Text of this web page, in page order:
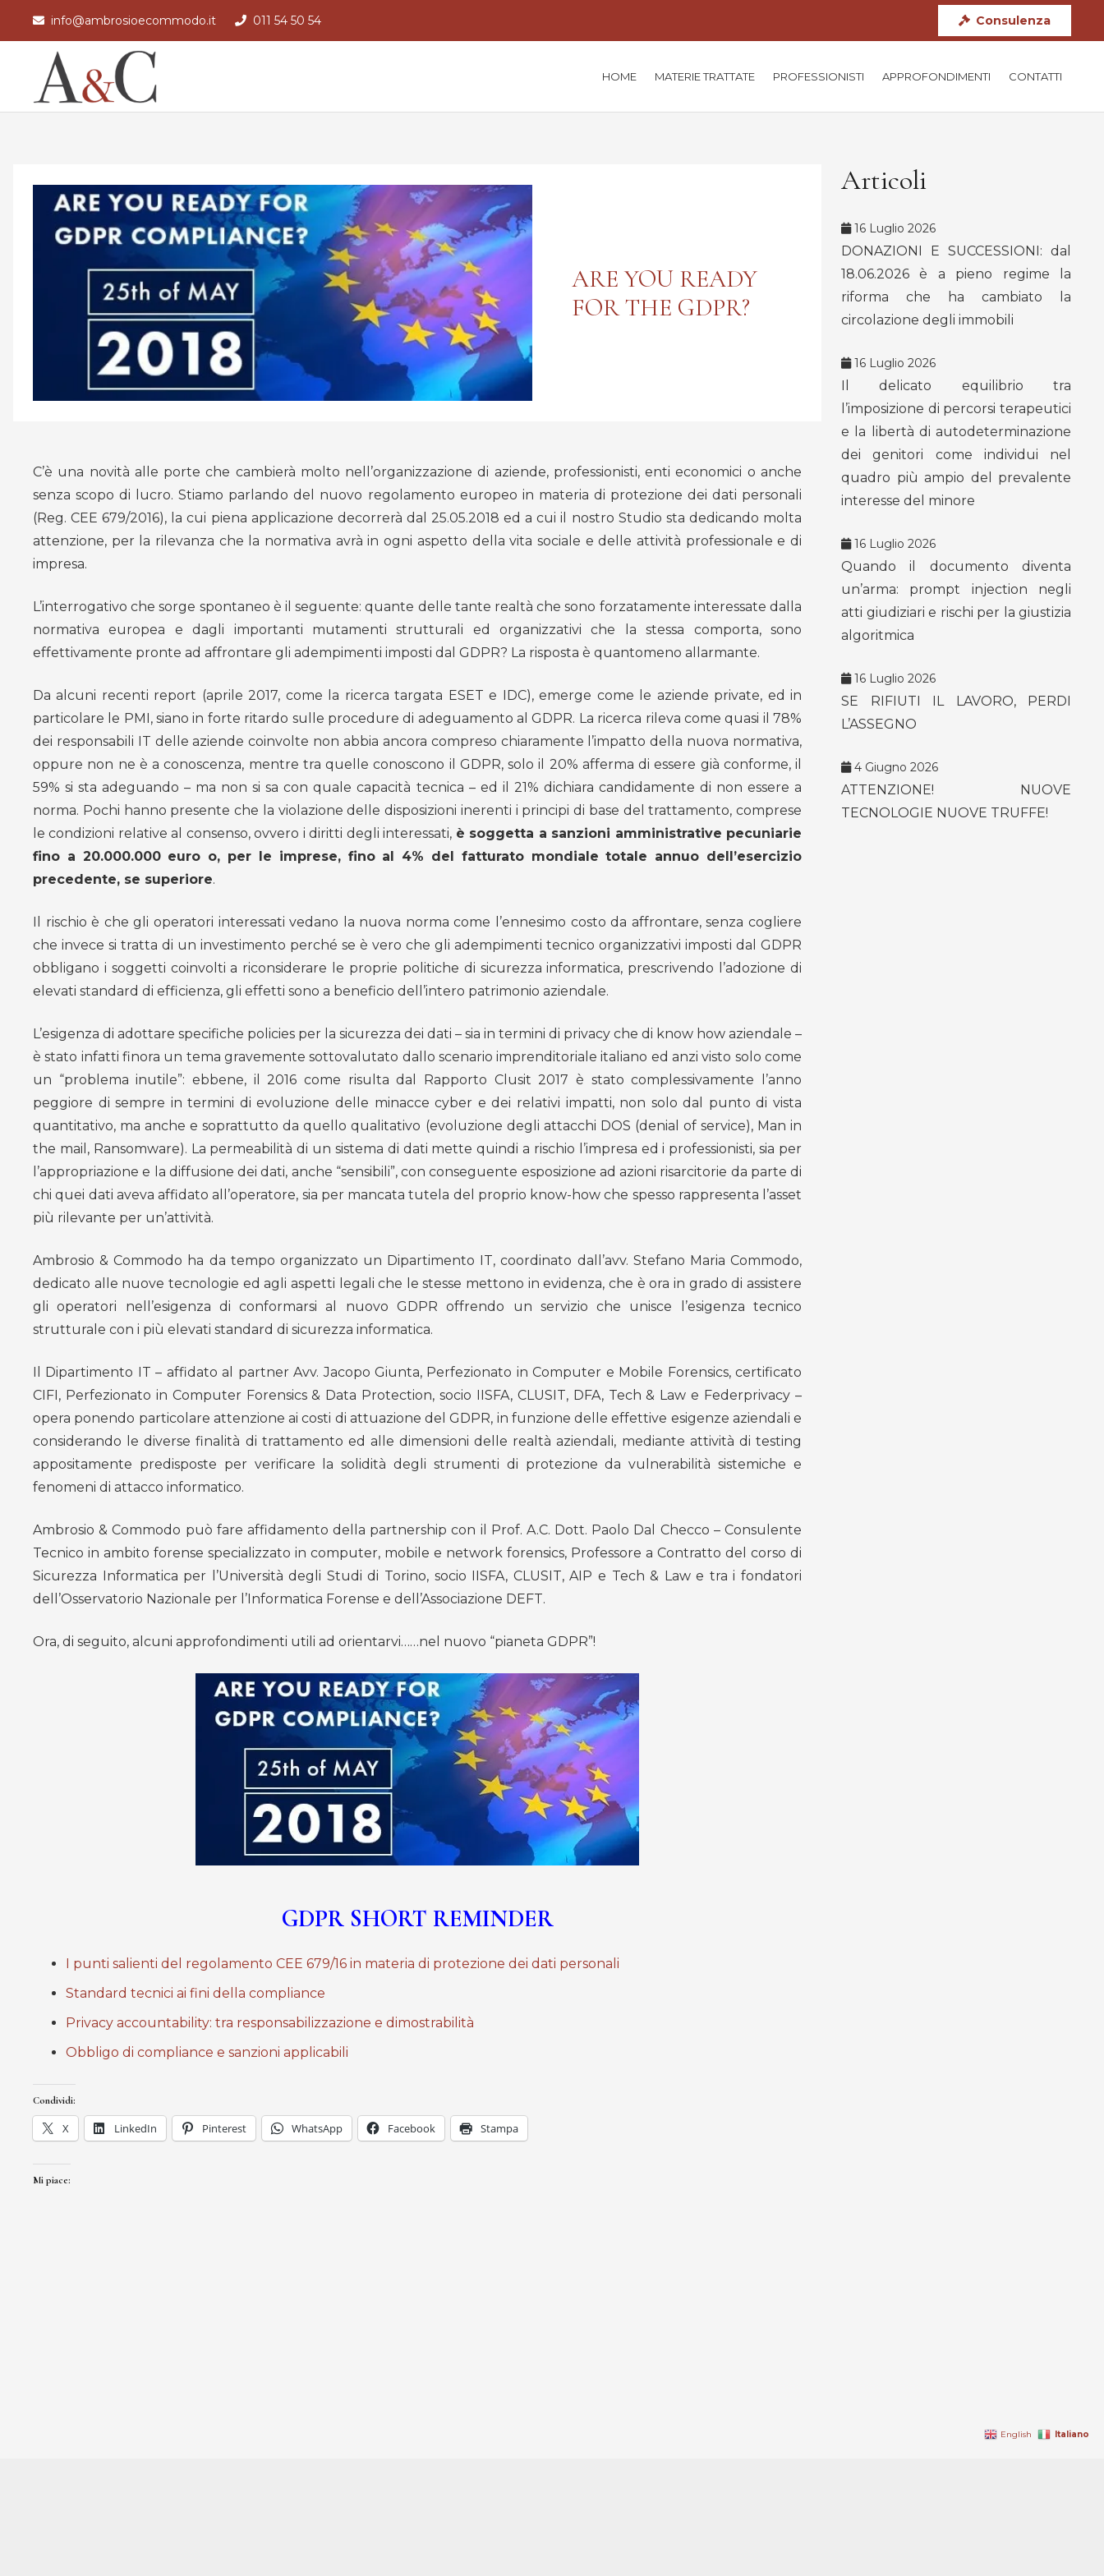
info@ambrosioecommodo.it 011 54 50 54 Consulenza
HOME MATERIE TRATTATE PROFESSIONISTI APPROFONDIMENTI CONTATTI
ARE YOU READY
FOR THE GDPR?
C’è una novità alle porte che cambierà molto nell’organizzazione di aziende, professionisti, enti economici o anche
senza scopo di lucro. Stiamo parlando del nuovo regolamento europeo in materia di protezione dei dati personali
(Reg. CEE 679/2016), la cui piena applicazione decorrerà dal 25.05.2018 ed a cui il nostro Studio sta dedicando molta
attenzione, per la rilevanza che la normativa avrà in ogni aspetto della vita sociale e delle attività professionale e di
impresa.
L’interrogativo che sorge spontaneo è il seguente: quante delle tante realtà che sono forzatamente interessate dalla
normativa europea e dagli importanti mutamenti strutturali ed organizzativi che la stessa comporta, sono
effettivamente pronte ad affrontare gli adempimenti imposti dal GDPR? La risposta è quantomeno allarmante.
Da alcuni recenti report (aprile 2017, come la ricerca targata ESET e IDC), emerge come le aziende private, ed in
particolare le PMI, siano in forte ritardo sulle procedure di adeguamento al GDPR. La ricerca rileva come quasi il 78%
dei responsabili IT delle aziende coinvolte non abbia ancora compreso chiaramente l’impatto della nuova normativa,
oppure non ne è a conoscenza, mentre tra quelle conoscono il GDPR, solo il 20% afferma di essere già conforme, il
59% si sta adeguando – ma non si sa con quale capacità tecnica – ed il 21% dichiara candidamente di non essere a
norma. Pochi hanno presente che la violazione delle disposizioni inerenti i principi di base del trattamento, comprese
le condizioni relative al consenso, ovvero i diritti degli interessati, è soggetta a sanzioni amministrative pecuniarie
fino a 20.000.000 euro o, per le imprese, fino al 4% del fatturato mondiale totale annuo dell’esercizio
precedente, se superiore.
Il rischio è che gli operatori interessati vedano la nuova norma come l’ennesimo costo da affrontare, senza cogliere
che invece si tratta di un investimento perché se è vero che gli adempimenti tecnico organizzativi imposti dal GDPR
obbligano i soggetti coinvolti a riconsiderare le proprie politiche di sicurezza informatica, prescrivendo l’adozione di
elevati standard di efficienza, gli effetti sono a beneficio dell’intero patrimonio aziendale.
L’esigenza di adottare specifiche policies per la sicurezza dei dati – sia in termini di privacy che di know how aziendale –
è stato infatti finora un tema gravemente sottovalutato dallo scenario imprenditoriale italiano ed anzi visto solo come
un “problema inutile”: ebbene, il 2016 come risulta dal Rapporto Clusit 2017 è stato complessivamente l’anno
peggiore di sempre in termini di evoluzione delle minacce cyber e dei relativi impatti, non solo dal punto di vista
quantitativo, ma anche e soprattutto da quello qualitativo (evoluzione degli attacchi DOS (denial of service), Man in
the mail, Ransomware). La permeabilità di un sistema di dati mette quindi a rischio l’impresa ed i professionisti, sia per
l’appropriazione e la diffusione dei dati, anche “sensibili”, con conseguente esposizione ad azioni risarcitorie da parte di
chi quei dati aveva affidato all’operatore, sia per mancata tutela del proprio know-how che spesso rappresenta l’asset
più rilevante per un’attività.
Ambrosio & Commodo ha da tempo organizzato un Dipartimento IT, coordinato dall’avv. Stefano Maria Commodo,
dedicato alle nuove tecnologie ed agli aspetti legali che le stesse mettono in evidenza, che è ora in grado di assistere
gli operatori nell’esigenza di conformarsi al nuovo GDPR offrendo un servizio che unisce l’esigenza tecnico
strutturale con i più elevati standard di sicurezza informatica.
Il Dipartimento IT – affidato al partner Avv. Jacopo Giunta, Perfezionato in Computer e Mobile Forensics, certificato
CIFI, Perfezionato in Computer Forensics & Data Protection, socio IISFA, CLUSIT, DFA, Tech & Law e Federprivacy –
opera ponendo particolare attenzione ai costi di attuazione del GDPR, in funzione delle effettive esigenze aziendali e
considerando le diverse finalità di trattamento ed alle dimensioni delle realtà aziendali, mediante attività di testing
appositamente predisposte per verificare la solidità degli strumenti di protezione da vulnerabilità sistemiche e
fenomeni di attacco informatico.
Ambrosio & Commodo può fare affidamento della partnership con il Prof. A.C. Dott. Paolo Dal Checco – Consulente
Tecnico in ambito forense specializzato in computer, mobile e network forensics, Professore a Contratto del corso di
Sicurezza Informatica per l’Università degli Studi di Torino, socio IISFA, CLUSIT, AIP e Tech & Law e tra i fondatori
dell’Osservatorio Nazionale per l’Informatica Forense e dell’Associazione DEFT.
Ora, di seguito, alcuni approfondimenti utili ad orientarvi……nel nuovo “pianeta GDPR”!
GDPR SHORT REMINDER
I punti salienti del regolamento CEE 679/16 in materia di protezione dei dati personali
Standard tecnici ai fini della compliance
Privacy accountability: tra responsabilizzazione e dimostrabilità
Obbligo di compliance e sanzioni applicabili
Condividi:
X LinkedIn Pinterest WhatsApp Facebook Stampa
Mi piace:
Articoli
16 Luglio 2026
DONAZIONI E SUCCESSIONI: dal
18.06.2026 è a pieno regime la
riforma che ha cambiato la
circolazione degli immobili
16 Luglio 2026
Il delicato equilibrio tra
l’imposizione di percorsi terapeutici
e la libertà di autodeterminazione
dei genitori come individui nel
quadro più ampio del prevalente
interesse del minore
16 Luglio 2026
Quando il documento diventa
un’arma: prompt injection negli
atti giudiziari e rischi per la giustizia
algoritmica
16 Luglio 2026
SE RIFIUTI IL LAVORO, PERDI
L’ASSEGNO
4 Giugno 2026
ATTENZIONE! NUOVE
TECNOLOGIE NUOVE TRUFFE!
English Italiano